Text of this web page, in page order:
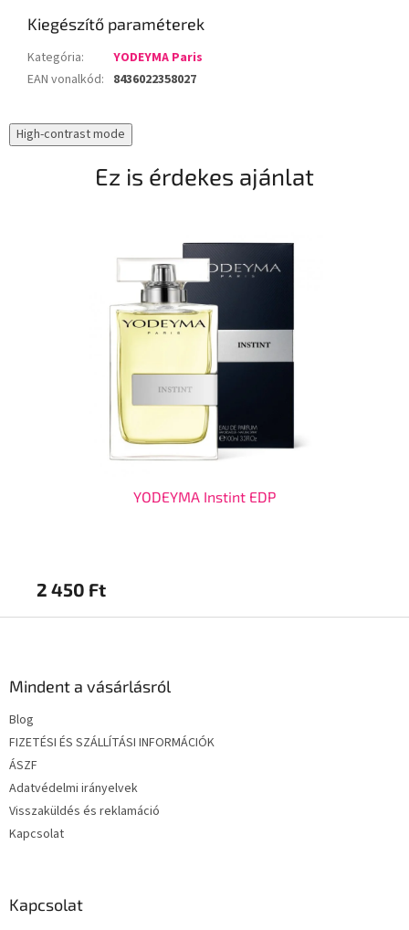
Kiegészítő paraméterek
Kategória:
YODEYMA Paris
EAN vonalkód: 8436022358027
High-contrast mode
Ez is érdekes ajánlat
YODEYMA Instint EDP
2 450 Ft
Mindent a vásárlásról
Blog
FIZETÉSI ÉS SZÁLLÍTÁSI INFORMÁCIÓK
ÁSZF
Adatvédelmi irányelvek
Visszaküldés és reklamáció
Kapcsolat
Kapcsolat